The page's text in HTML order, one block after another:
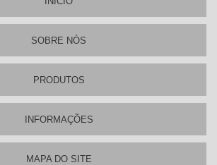
SOBRE NÓS
PRODUTOS
INFORMAÇÕES
MAPA DO SITE